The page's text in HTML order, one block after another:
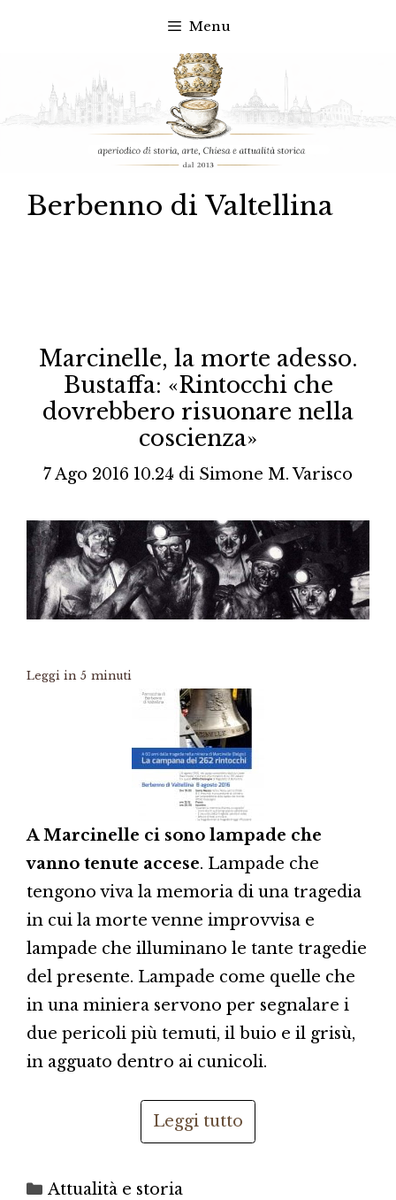
contenuto
Menu
Berbenno di Valtellina
Marcinelle, la morte adesso.
Bustaffa: «Rintocchi che
dovrebbero risuonare nella
coscienza»
7 Ago 2016 10.24 di Simone M. Varisco
Leggi in 5 minuti
A Marcinelle ci sono lampade che
vanno tenute accese. Lampade che
tengono viva la memoria di una tragedia
in cui la morte venne improvvisa e
lampade che illuminano le tante tragedie
del presente. Lampade come quelle che
in una miniera servono per segnalare i
due pericoli più temuti, il buio e il grisù,
in agguato dentro ai cunicoli.
Leggi tutto
Categorie
Attualità e storia